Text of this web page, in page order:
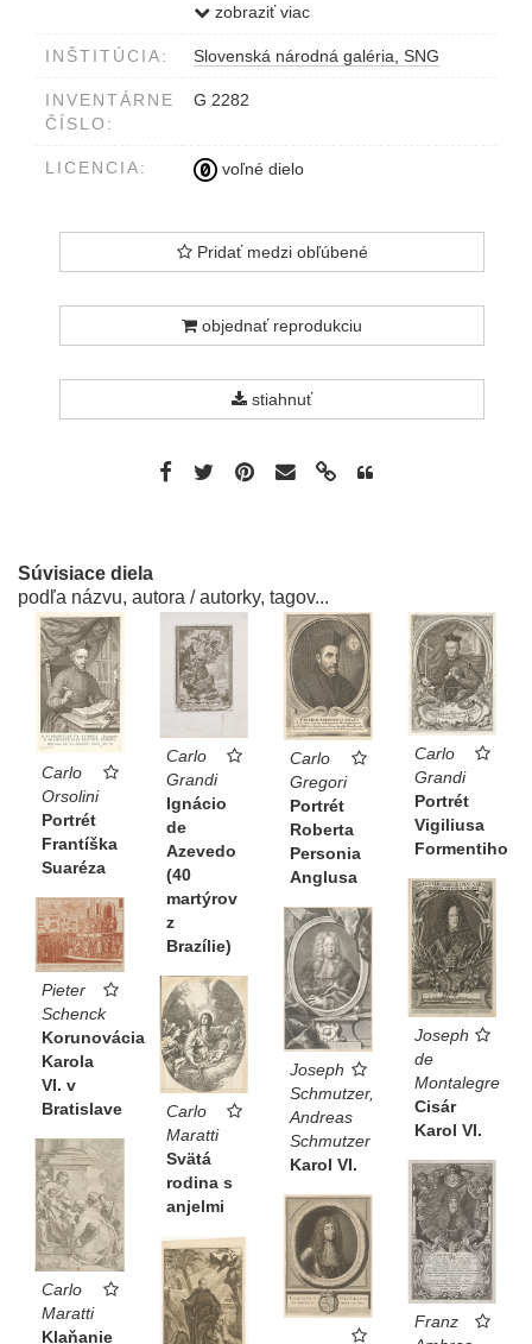
VI.d.G.ROM.IMP.Semper Augustus
vpravo dole Car.Orsolini sc.
zobraziť viac
INŠTITÚCIA: Slovenská národná galéria, SNG
INVENTÁRNE
ČÍSLO:
G 2282
LICENCIA: voľné dielo
Pridať medzi obľúbené
objednať reprodukciu
stiahnuť
Súvisiace diela
podľa názvu, autora / autorky, tagov...
Carlo
Orsolini
Portrét
Frantíška
Suaréza
Carlo
Grandi
Ignácio
de
Azevedo
(40
martýrov
z
Brazílie)
Carlo
Gregori
Portrét
Roberta
Personia
Anglusa
Carlo
Grandi
Portrét
Vigiliusa
Formentiho
Joseph
de
Montalegre
Cisár
Karol VI.
Pieter
Schenck
Korunovácia
Karola
VI. v
Bratislave
Joseph
Schmutzer,
Andreas
Schmutzer
Karol VI.
Carlo
Maratti
Svätá
rodina s
anjelmi
Carlo
Maratti
Klaňanie
Franz